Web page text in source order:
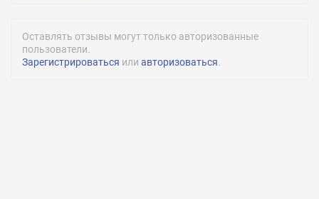
Оставлять отзывы могут только авторизованные
пользователи.
Зарегистрироваться или авторизоваться.